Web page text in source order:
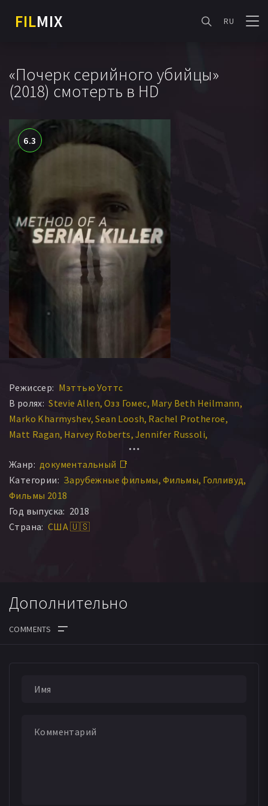
FILMIX RU
«Почерк серийного убийцы»
(2018) смотерть в HD
6.3
Режиссер: Мэттью Уоттс
В ролях: Stevie Allen Озз Гомес Mary Beth Heilmann
Marko Kharmyshev Sean Loosh Rachel Protheroe
Matt Ragan Harvey Roberts Jennifer Russoli
Жанр: документальный 📑
Категории: Зарубежные фильмы Фильмы Голливуд
Фильмы 2018
Год выпуска: 2018
Страна: США 🇺🇸
Дополнительно